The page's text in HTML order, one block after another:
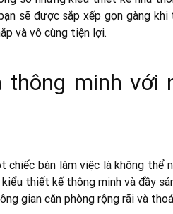
sẽ được sắp xếp gọn gàng
và vô cùng tiện lợi.
thông minh với
bàn làm việc là không thể
thiết kế thông minh và đầy
gian căn phòng rộng rãi và